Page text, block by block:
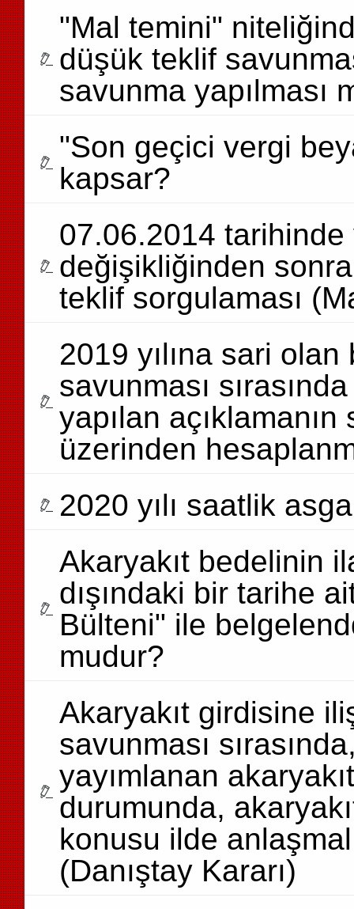
"Mal temini"
düşük teklif
savunma yapılması
"Son geçici vergi
kapsar?
07.06.2014 tarihinde
değişikliğinden sonra
teklif sorgulaması
2019 yılına sari
savunması
yapılan
üzerinden
2020 yılı saatlik
Akaryakıt bedelinin
dışındaki bir tarihe
Bülteni" ile
mudur?
Akaryakıt girdisine
savunması
yayımlanan
durumunda,
konusu ilde
(Danıştay Kararı)